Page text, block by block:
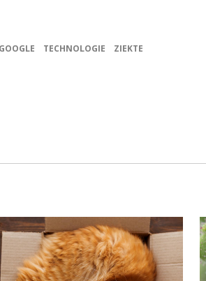
GOOGLE TECHNOLOGIE ZIEKTE